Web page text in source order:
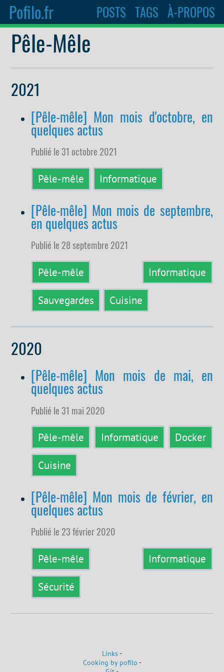
Pofilo.fr POSTS TAGS À-PROPOS
Pêle-Mêle
2021
[Pêle-mêle] Mon mois d'octobre, en
quelques actus
Publié le 31 octobre 2021
Pêle-mêle Informatique
[Pêle-mêle] Mon mois de septembre,
en quelques actus
Publié le 28 septembre 2021
Pêle-mêle Informatique
Sauvegardes Cuisine
2020
[Pêle-mêle] Mon mois de mai, en
quelques actus
Publié le 31 mai 2020
Pêle-mêle Informatique Docker
Cuisine
[Pêle-mêle] Mon mois de février, en
quelques actus
Publié le 23 février 2020
Pêle-mêle Informatique
Sécurité
Links-
Cooking by pofilo -